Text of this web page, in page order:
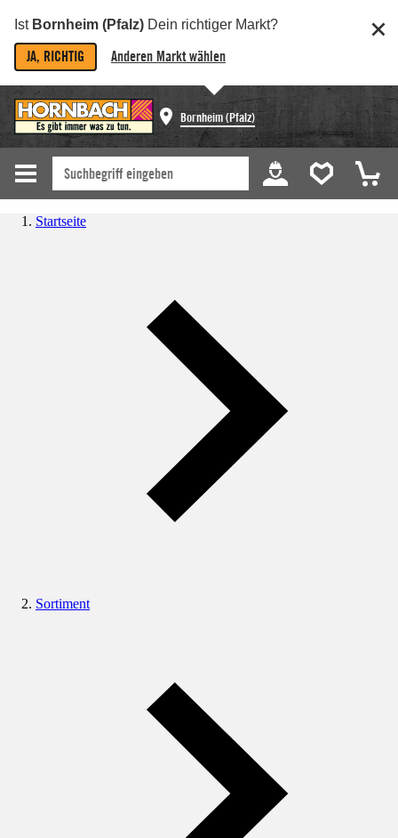
Ist Bornheim (Pfalz) Dein richtiger Markt?
JA, RICHTIG Anderen Markt wählen
Bornheim (Pfalz)
Startseite
Sortiment